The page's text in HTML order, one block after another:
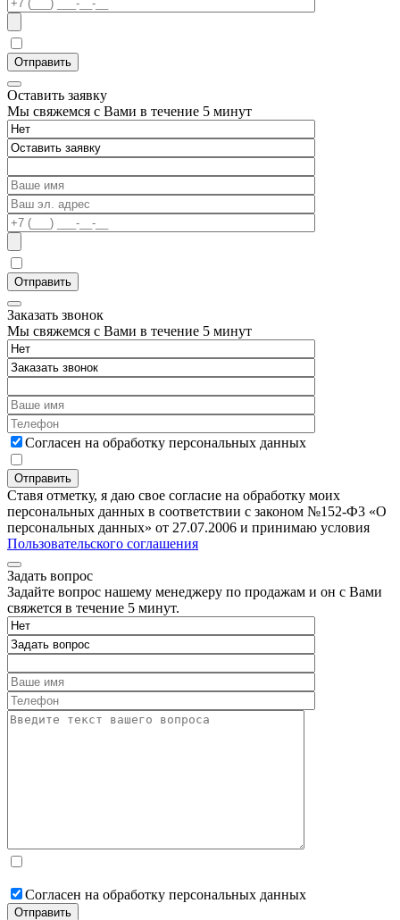
Оставить заявку
Мы свяжемся с Вами в течение 5 минут
Заказать звонок
Мы свяжемся с Вами в течение 5 минут
Согласен на обработку персональных данных
Ставя отметку, я даю свое согласие на обработку моих
персональных данных в соответствии с законом №152-Ф3 «О
персональных данных» от 27.07.2006 и принимаю условия
Пользовательского соглашения
Задать вопрос
Задайте вопрос нашему менеджеру по продажам и он с Вами
свяжется в течение 5 минут.
Согласен на обработку персональных данных